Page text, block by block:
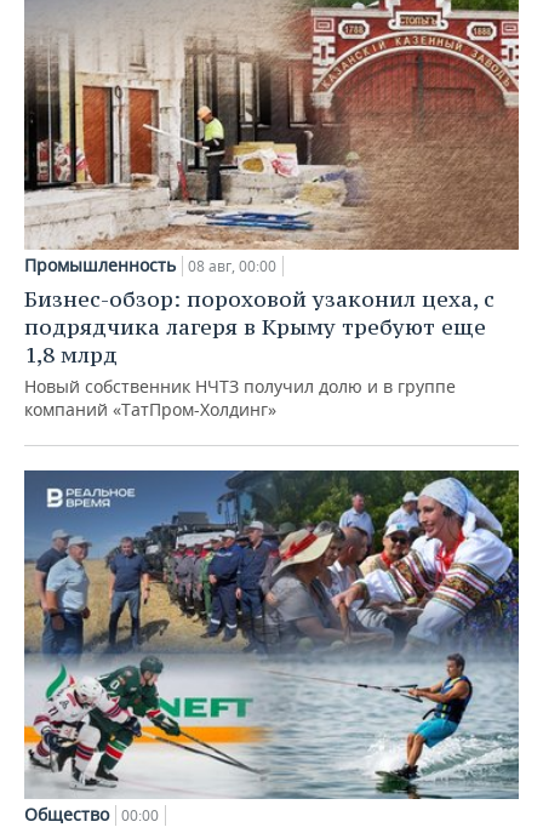
Промышленность 08 авг, 00:00
Бизнес-обзор: пороховой узаконил цеха, с
подрядчика лагеря в Крыму требуют еще
1,8 млрд
Новый собственник НЧТЗ получил долю и в группе
компаний «ТатПром-Холдинг»
Общество 00:00